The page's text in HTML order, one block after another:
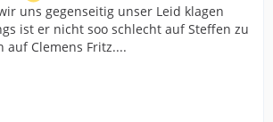
uns gegenseitig unser Leid klagen
ist er nicht soo schlecht auf Steffen zu
auf Clemens Fritz....